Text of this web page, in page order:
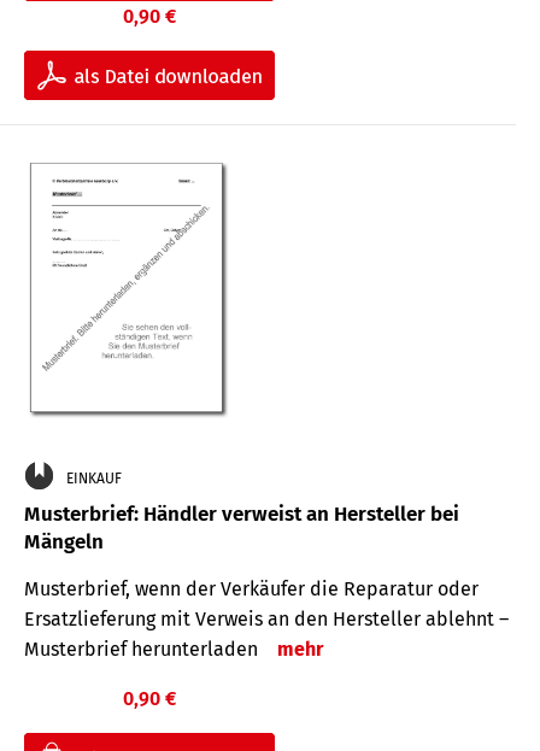
0,90 €
EINKAUF
Musterbrief: Händler verweist an Hersteller bei
Mängeln
Musterbrief, wenn der Verkäufer die Reparatur oder
Ersatzlieferung mit Verweis an den Hersteller ablehnt –
Musterbrief herunterladen
mehr
0,90 €